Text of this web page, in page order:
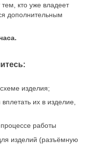
кто уже владеет
дополнительным
изделия;
их в изделие,
работы
изделий (разъёмную